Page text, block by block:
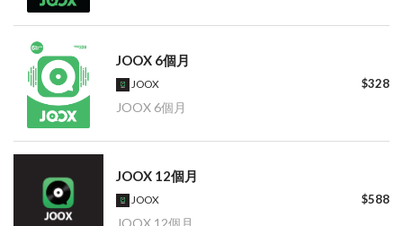
JOOX 6個月
$328
JOOX
JOOX 6個月
JOOX 12個月
$588
JOOX
JOOX 12個月